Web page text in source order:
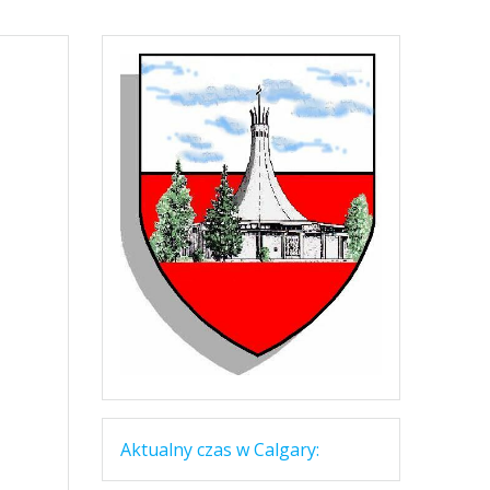
Aktualny czas w Calgary: